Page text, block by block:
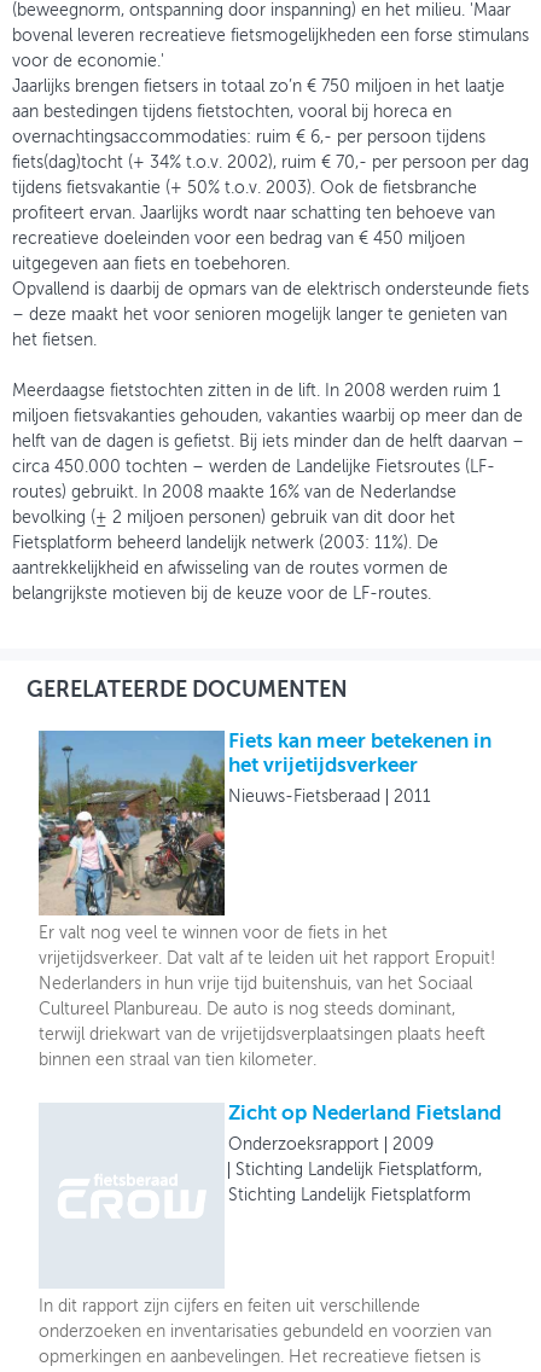
(beweegnorm, ontspanning door inspanning) en het milieu. 'Maar
bovenal leveren recreatieve fietsmogelijkheden een forse stimulans
voor de economie.'
Jaarlijks brengen fietsers in totaal zo’n € 750 miljoen in het laatje
aan bestedingen tijdens fietstochten, vooral bij horeca en
overnachtingsaccommodaties: ruim € 6,- per persoon tijdens
fiets(dag)tocht (+ 34% t.o.v. 2002), ruim € 70,- per persoon per dag
tijdens fietsvakantie (+ 50% t.o.v. 2003). Ook de fietsbranche
profiteert ervan. Jaarlijks wordt naar schatting ten behoeve van
recreatieve doeleinden voor een bedrag van € 450 miljoen
uitgegeven aan fiets en toebehoren.
Opvallend is daarbij de opmars van de elektrisch ondersteunde fiets
– deze maakt het voor senioren mogelijk langer te genieten van
het fietsen.
Meerdaagse fietstochten zitten in de lift. In 2008 werden ruim 1
miljoen fietsvakanties gehouden, vakanties waarbij op meer dan de
helft van de dagen is gefietst. Bij iets minder dan de helft daarvan –
circa 450.000 tochten – werden de Landelijke Fietsroutes (LF-
routes) gebruikt. In 2008 maakte 16% van de Nederlandse
bevolking (± 2 miljoen personen) gebruik van dit door het
Fietsplatform beheerd landelijk netwerk (2003: 11%). De
aantrekkelijkheid en afwisseling van de routes vormen de
belangrijkste motieven bij de keuze voor de LF-routes.
GERELATEERDE DOCUMENTEN
Fiets kan meer betekenen in
het vrijetijdsverkeer
Nieuws-Fietsberaad 2011
Er valt nog veel te winnen voor de fiets in het
vrijetijdsverkeer. Dat valt af te leiden uit het rapport Eropuit!
Nederlanders in hun vrije tijd buitenshuis, van het Sociaal
Cultureel Planbureau. De auto is nog steeds dominant,
terwijl driekwart van de vrijetijdsverplaatsingen plaats heeft
binnen een straal van tien kilometer.
Zicht op Nederland Fietsland
Onderzoeksrapport
2009
Stichting Landelijk Fietsplatform,
Stichting Landelijk Fietsplatform
In dit rapport zijn cijfers en feiten uit verschillende
onderzoeken en inventarisaties gebundeld en voorzien van
opmerkingen en aanbevelingen. Het recreatieve fietsen is